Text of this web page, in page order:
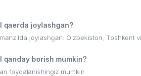
qaerda joylashgan?
manzilda joylashgan: O'zbekiston, Toshkent
qanday borish mumkin?
foydalanishingiz mumkin